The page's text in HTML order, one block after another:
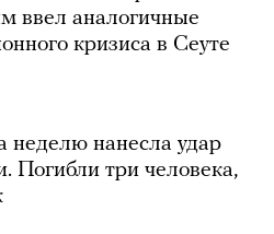
ввел аналогичные
кризиса в Сеуте
неделю нанесла удар
Погибли три человека,